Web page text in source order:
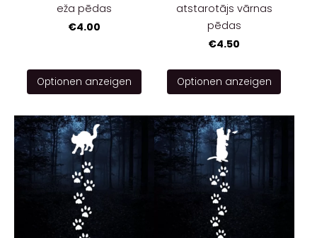
eža pēdas
€4.00
Optionen anzeigen
atstarotājs vārnas
pēdas
€4.50
Optionen anzeigen